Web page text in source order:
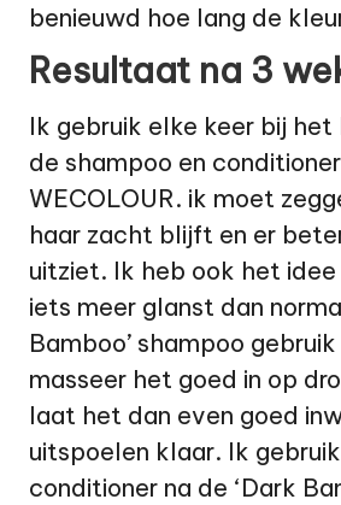
benieuwd hoe lang de
Resultaat na 3
Ik gebruik elke keer bij het
de shampoo en
WECOLOUR. ik moet
haar zacht blijft en er
uitziet. Ik heb ook het
iets meer glanst dan
Bamboo’ shampoo
masseer het goed in op
laat het dan even goed
uitspoelen klaar. Ik
conditioner na de ‘Dark